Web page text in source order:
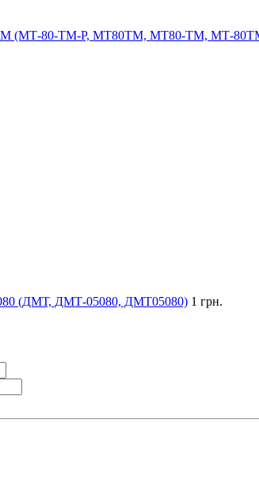
ТМ (МТ-80-ТМ-Р, МТ80ТМ, МТ80-ТМ, МТ-
(ДМТ, ДМТ-05080, ДМТ05080) 1 грн.